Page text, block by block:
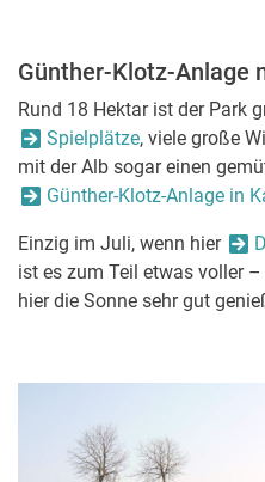
Günther-Klotz-Anlage
Rund 18 Hektar ist der Park
Spielplätze, viele große
mit der Alb sogar einen
Günther-Klotz-Anlage in
Einzig im Juli, wenn hier
ist es zum Teil etwas voller
hier die Sonne sehr gut